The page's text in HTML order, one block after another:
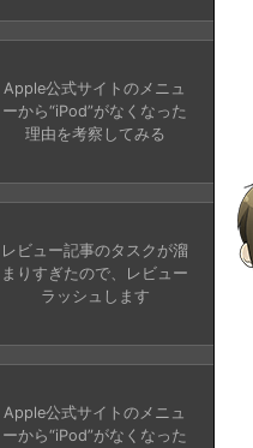
Apple公式サイトのメニュ
ーから“iPod”がなくなった
理由を考察してみる
レビュー記事のタスクが溜
まりすぎたので、レビュー
ラッシュします
Apple公式サイトのメニュ
ーから“iPod”がなくなった